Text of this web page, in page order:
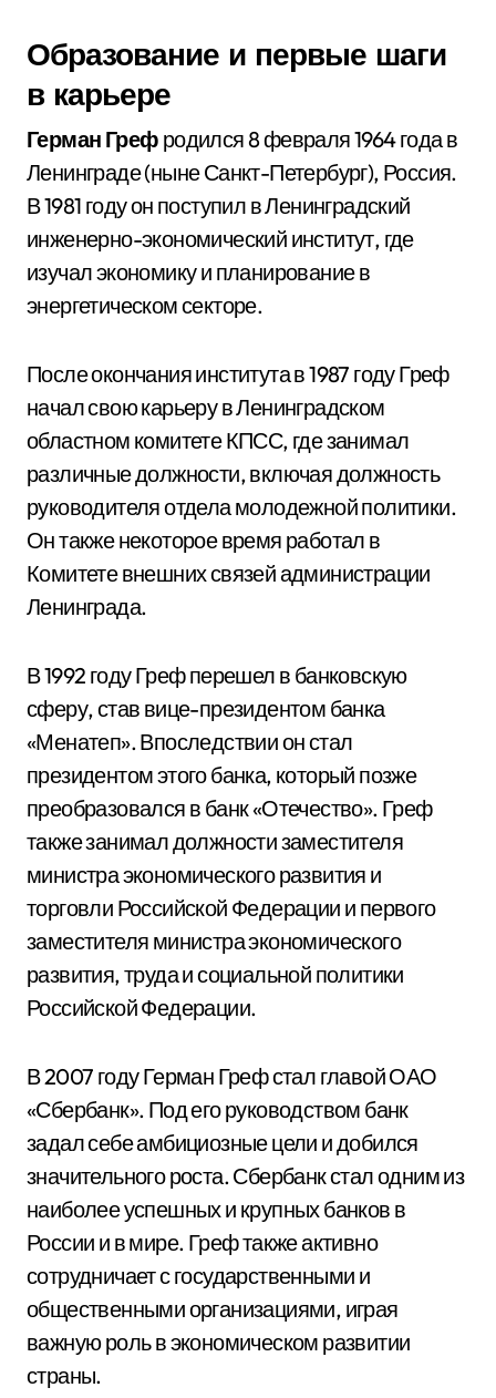
Образование и первые шаги
в карьере
Герман Греф родился 8 февраля 1964 года в
Ленинграде (ныне Санкт-Петербург), Россия.
В 1981 году он поступил в Ленинградский
инженерно-экономический институт, где
изучал экономику и планирование в
энергетическом секторе.
После окончания института в 1987 году Греф
начал свою карьеру в Ленинградском
областном комитете КПСС, где занимал
различные должности, включая должность
руководителя отдела молодежной политики.
Он также некоторое время работал в
Комитете внешних связей администрации
Ленинграда.
В 1992 году Греф перешел в банковскую
сферу, став вице-президентом банка
«Менатеп». Впоследствии он стал
президентом этого банка, который позже
преобразовался в банк «Отечество». Греф
также занимал должности заместителя
министра экономического развития и
торговли Российской Федерации и первого
заместителя министра экономического
развития, труда и социальной политики
Российской Федерации.
В 2007 году Герман Греф стал главой ОАО
«Сбербанк». Под его руководством банк
задал себе амбициозные цели и добился
значительного роста. Сбербанк стал одним из
наиболее успешных и крупных банков в
России и в мире. Греф также активно
сотрудничает с государственными и
общественными организациями, играя
важную роль в экономическом развитии
страны.